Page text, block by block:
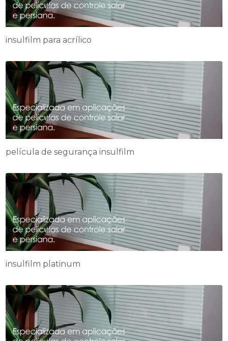
insulfilm para acrílico
película de segurança insulfilm
insulfilm platinum